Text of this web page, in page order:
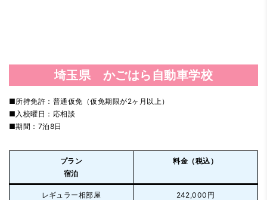
埼玉県 かごはら自動車学校
■所持免許：普通仮免（仮免期限が2ヶ月以上）
■入校曜日：応相談
■期間：7泊8日
プラン
宿泊
料金（税込）
レギュラー相部屋
242,000円